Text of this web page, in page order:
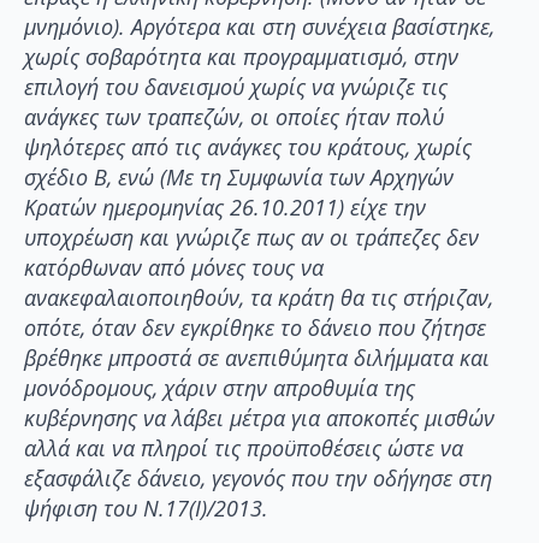
μνημόνιο). Αργότερα και στη συνέχεια βασίστηκε,
χωρίς σοβαρότητα και προγραμματισμό, στην
επιλογή του δανεισμού χωρίς να γνώριζε τις
ανάγκες των τραπεζών, οι οποίες ήταν πολύ
ψηλότερες από τις ανάγκες του κράτους, χωρίς
σχέδιο Β, ενώ (Με τη Συμφωνία των Αρχηγών
Κρατών ημερομηνίας 26.10.2011) είχε την
υποχρέωση και γνώριζε πως αν οι τράπεζες δεν
κατόρθωναν από μόνες τους να
ανακεφαλαιοποιηθούν, τα κράτη θα τις στήριζαν,
οπότε, όταν δεν εγκρίθηκε το δάνειο που ζήτησε
βρέθηκε μπροστά σε ανεπιθύμητα διλήμματα και
μονόδρομους, χάριν στην απροθυμία της
κυβέρνησης να λάβει μέτρα για αποκοπές μισθών
αλλά και να πληροί τις προϋποθέσεις ώστε να
εξασφάλιζε δάνειο, γεγονός που την οδήγησε στη
ψήφιση του Ν.17(Ι)/2013.